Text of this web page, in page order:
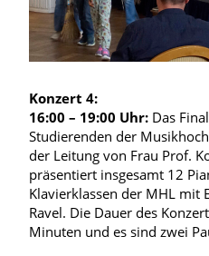
Konzert 4:
16:00 – 19:00 Uhr: Das
Studierenden der
der Leitung von Frau Prof.
präsentiert insgesamt 12
Klavierklassen der MHL mit
Ravel. Die Dauer des
Minuten und es sind zwei